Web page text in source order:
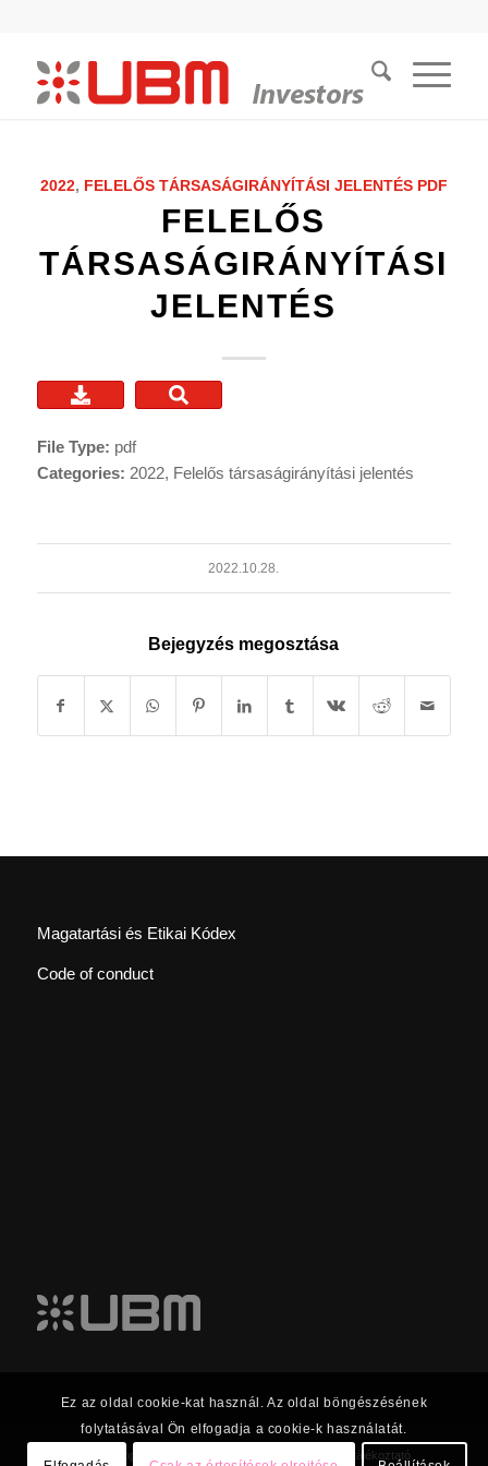
2022, FELELŐS TÁRSASÁGIRÁNYÍTÁSI JELENTÉS PDF
FELELŐS
TÁRSASÁGIRÁNYÍTÁSI
JELENTÉS
File Type: pdf
Categories: 2022, Felelős társaságirányítási jelentés
2022.10.28.
Bejegyzés megosztása
Magatartási és Etikai Kódex
Code of conduct
© 2023 UBM Csoport Befektetői kapcsolatok | Adatkezelési tájékoztató
Ez az oldal cookie-kat használ. Az oldal böngészésének
folytatásával Ön elfogadja a cookie-k használatát.